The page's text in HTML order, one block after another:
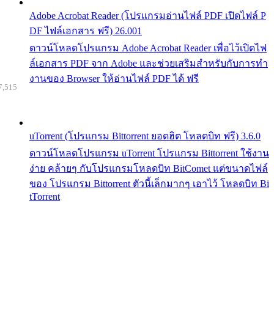
Adobe Acrobat Reader (โปรแกรมอ่านไฟล์ PDF เปิดไฟล์ P
DF ไฟล์เอกสาร ฟรี) 26.001
ดาวน์โหลดโปรแกรม Adobe Acrobat Reader เพื่อไว้เปิดไฟ
ล์เอกสาร PDF จาก Adobe และช่วยเสริมสำหรับกับการทำ
งานของ Browser ให้อ่านไฟล์ PDF ได้ ฟรี
uTorrent (โปรแกรม Bittorrent ยอดฮิต โหลดบิท ฟรี) 3.6.0
ดาวน์โหลดโปรแกรม uTorrent โปรแกรม Bittorrent ใช้งาน
ง่าย คล้ายๆ กับโปรแกรมโหลดบิท BitComet แต่ขนาดไฟล์
ของ โปรแกรม Bittorrent ตัวนี้เล็กมากๆ เอาไว้ โหลดบิท Bi
tTorrent